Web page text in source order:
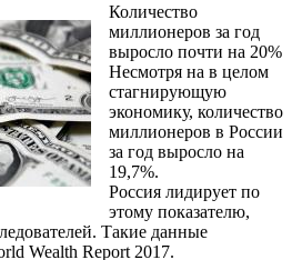
Количество
миллионеров за год
выросло почти на 20%
Несмотря на в целом
стагнирующую
экономику, количество
миллионеров в России
за год выросло на
19,7%.
Россия лидирует по
этому показателю,
Такие данные
Wealth Report 2017.